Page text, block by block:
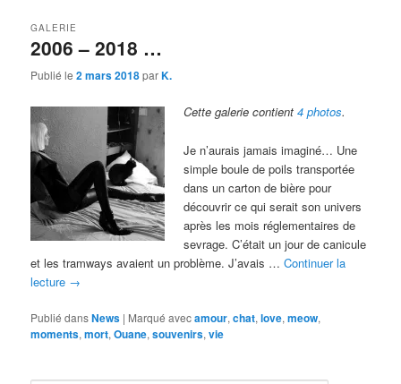
2006 – 2018 …
GALERIE
Publié le2 mars 2018parK.
Cette galerie contient4 photos.
Je n’aurais jamais imaginé… Une
simple boule de poils transportée
dans un carton de bière pour
découvrir ce qui serait son univers
après les mois réglementaires de
sevrage. C’était un jour de canicule
et les tramways avaient un problème. J’avais …Continuer la
lecture →
Publié dansNews | Marqué avecamour,chat,love,meow,
moments,mort,Ouane,souvenirs,vie